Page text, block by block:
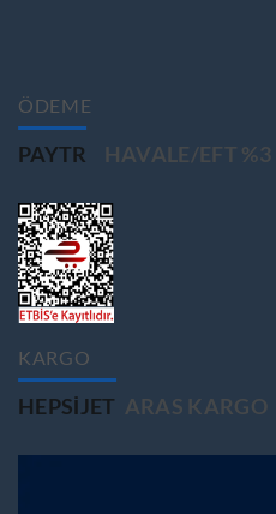
ÖDEME
PAYTR HAVALE/EFT %3
KARGO
HEPSIJET ARAS KARGO